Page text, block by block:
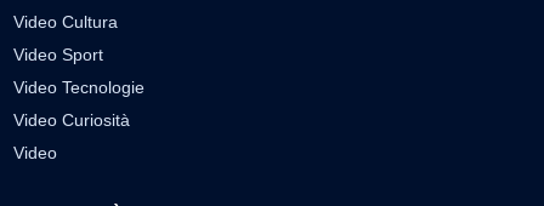
Video Cultura
Video Sport
Video Tecnologie
Video Curiosità
Video